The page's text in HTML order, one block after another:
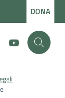
DONA
LinkedInYoutube